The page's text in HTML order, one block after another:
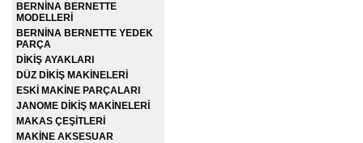
BERNİNA BERNETTE
MODELLERİ
BERNİNA BERNETTE YEDEK
PARÇA
DİKİŞ AYAKLARI
DÜZ DİKİŞ MAKİNELERİ
ESKİ MAKİNE PARÇALARI
JANOME DİKİŞ MAKİNELERİ
MAKAS ÇEŞİTLERİ
MAKİNE AKSESUAR